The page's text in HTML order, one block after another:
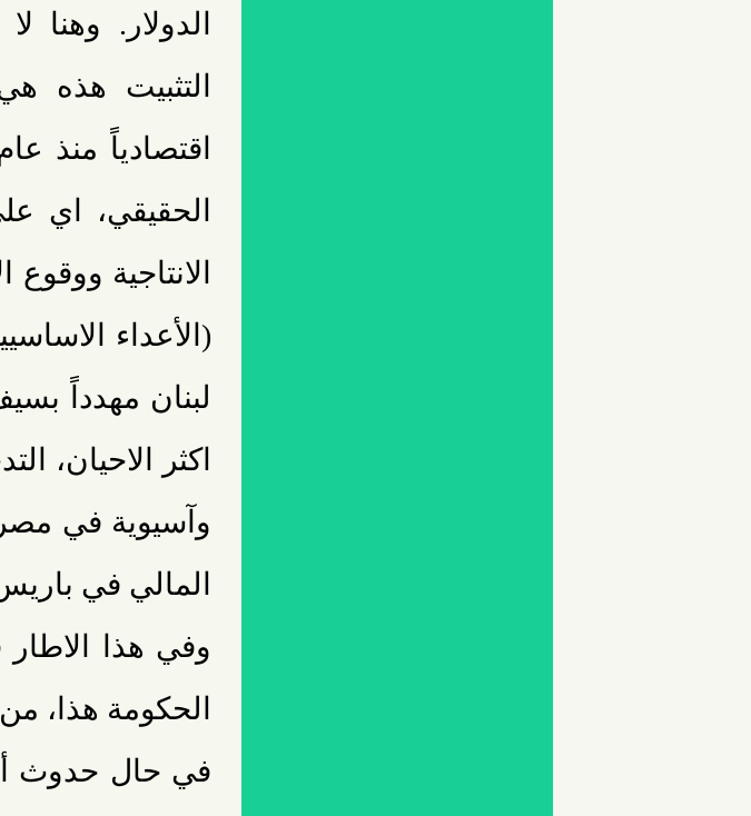
الدولار. وهنا
التثبيت هذه
الحقيقي، اي
الانتاجية ووقوع
(الأعداء
لبنان مهدداً
اكثر الاحيان،
المالي في باريس ـ 2 عام
وفي هذا الاطار
الحكومة هذا،
في حال حدوث